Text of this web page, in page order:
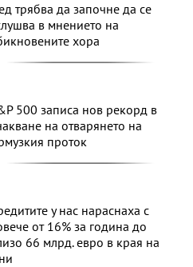
трябва да започне да се
в мнението на
хора
500 записа нов рекорд в
на отварянето на
проток
у нас нараснаха с
от 16% за година до
66 млрд. евро в края на